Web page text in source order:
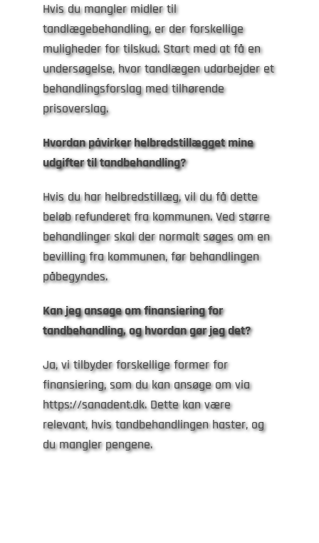
Hvis du mangler midler til
tandlægebehandling, er der forskellige
muligheder for tilskud. Start med at få en
undersøgelse, hvor tandlægen udarbejder et
behandlingsforslag med tilhørende
prisoverslag.
Hvordan påvirker helbredstillægget mine
udgifter til tandbehandling?
Hvis du har helbredstillæg, vil du få dette
beløb refunderet fra kommunen. Ved større
behandlinger skal der normalt søges om en
bevilling fra kommunen, før behandlingen
påbegyndes.
Kan jeg ansøge om finansiering for
tandbehandling, og hvordan gør jeg det?
Ja, vi tilbyder forskellige former for
finansiering, som du kan ansøge om via
https://sanadent.dk. Dette kan være
relevant, hvis tandbehandlingen haster, og
du mangler pengene.